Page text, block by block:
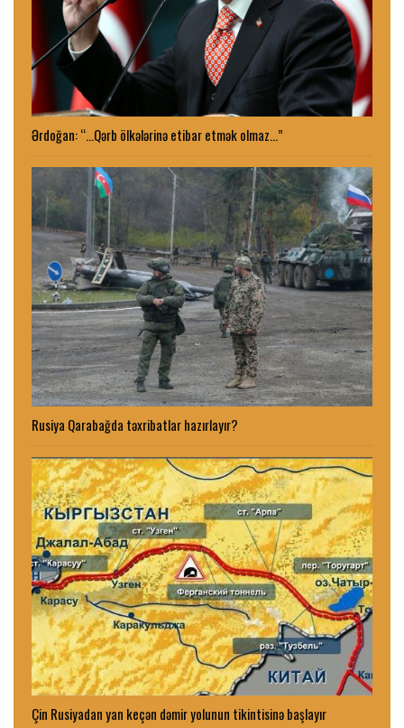
Ərdoğan: “…Qərb ölkələrinə etibar etmək olmaz…”
Rusiya Qarabağda təxribatlar hazırlayır?
Çin Rusiyadan yan keçən dəmir yolunun tikintisinə başlayır